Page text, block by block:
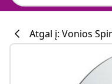
Atgal į: Vonios